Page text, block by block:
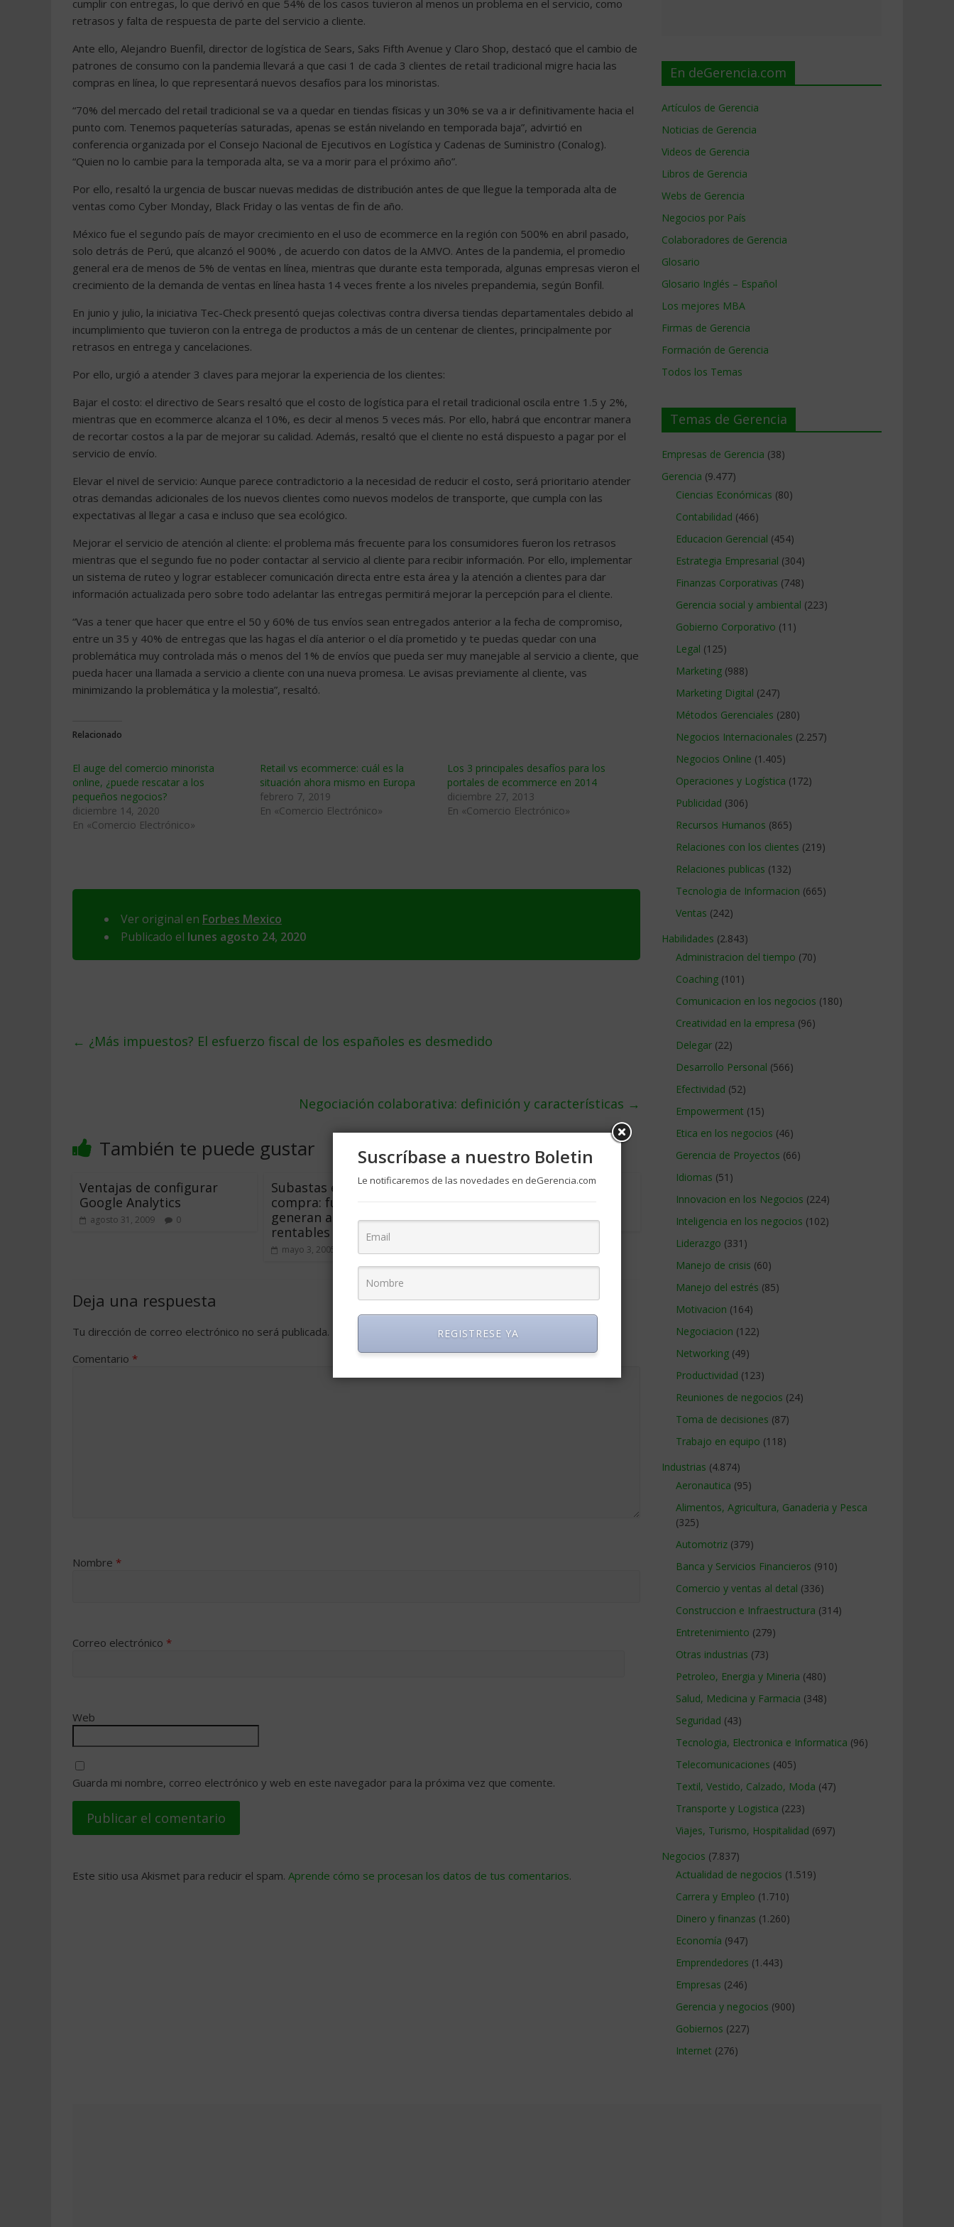
cumplir con entregas, lo que derivó en que 54% de los casos tuvieron al menos un problema en el servicio, como
retrasos y falta de respuesta de parte del servicio a cliente.
Ante ello, Alejandro Buenfil, director de logística de Sears, Saks Fifth Avenue y Claro Shop, destacó que el cambio de
patrones de consumo con la pandemia llevará a que casi 1 de cada 3 clientes de retail tradicional migre hacia las
compras en línea, lo que representará nuevos desafíos para los minoristas.
“70% del mercado del retail tradicional se va a quedar en tiendas físicas y un 30% se va a ir definitivamente hacia el
punto com. Tenemos paqueterías saturadas, apenas se están nivelando en temporada baja”, advirtió en
conferencia organizada por el Consejo Nacional de Ejecutivos en Logística y Cadenas de Suministro (Conalog).
“Quien no lo cambie para la temporada alta, se va a morir para el próximo año”.
Por ello, resaltó la urgencia de buscar nuevas medidas de distribución antes de que llegue la temporada alta de
ventas como Cyber Monday, Black Friday o las ventas de fin de año.
México fue el segundo país de mayor crecimiento en el uso de ecommerce en la región con 500% en abril pasado,
solo detrás de Perú, que alcanzó el 900% , de acuerdo con datos de la AMVO. Antes de la pandemia, el promedio
general era de menos de 5% de ventas en línea, mientras que durante esta temporada, algunas empresas vieron el
crecimiento de la demanda de ventas en línea hasta 14 veces frente a los niveles prepandemia, según Bonfil.
En junio y julio, la iniciativa Tec-Check presentó quejas colectivas contra diversa tiendas departamentales debido al
incumplimiento que tuvieron con la entrega de productos a más de un centenar de clientes, principalmente por
retrasos en entrega y cancelaciones.
Por ello, urgió a atender 3 claves para mejorar la experiencia de los clientes:
Bajar el costo: el directivo de Sears resaltó que el costo de logística para el retail tradicional oscila entre 1.5 y 2%,
mientras que en ecommerce alcanza el 10%, es decir al menos 5 veces más. Por ello, habrá que encontrar manera
de recortar costos a la par de mejorar su calidad. Además, resaltó que el cliente no está dispuesto a pagar por el
servicio de envío.
Elevar el nivel de servicio: Aunque parece contradictorio a la necesidad de reducir el costo, será prioritario atender
otras demandas adicionales de los nuevos clientes como nuevos modelos de transporte, que cumpla con las
expectativas al llegar a casa e incluso que sea ecológico.
Mejorar el servicio de atención al cliente: el problema más frecuente para los consumidores fueron los retrasos
mientras que el segundo fue no poder contactar al servicio al cliente para recibir información. Por ello, implementar
un sistema de ruteo y lograr establecer comunicación directa entre esta área y la atención a clientes para dar
información actualizada pero sobre todo adelantar las entregas permitirá mejorar la percepción para el cliente.
“Vas a tener que hacer que entre el 50 y 60% de tus envíos sean entregados anterior a la fecha de compromiso,
entre un 35 y 40% de entregas que las hagas el día anterior o el día prometido y te puedas quedar con una
problemática muy controlada más o menos del 1% de envíos que pueda ser muy manejable al servicio a cliente, que
pueda hacer una llamada a servicio a cliente con una nueva promesa. Le avisas previamente al cliente, vas
minimizando la problemática y la molestia”, resaltó.
Relacionado
El auge del comercio minorista
online, ¿puede rescatar a los
pequeños negocios?
diciembre 14, 2020
En «Comercio Electrónico»
Retail vs ecommerce: cuál es la
situación ahora mismo en Europa
febrero 7, 2019
En «Comercio Electrónico»
Los 3 principales desafíos para los
portales de ecommerce en 2014
diciembre 27, 2013
En «Comercio Electrónico»
Ver original en Forbes Mexico
Publicado el lunes agosto 24, 2020
← ¿Más impuestos? El esfuerzo fiscal de los españoles es desmedido
Negociación colaborativa: definición y características →
También te puede gustar
Ventajas de configurar
Google Analytics
agosto 31, 2009 0
Subastas electrónicas de
compra: funcionan,
generan ahorros y son
rentables
mayo 3, 2005
La atención se consigue
abril 15, 2003 0
Deja una respuesta
Tu dirección de correo electrónico no será publicada. Los campos obligatorios están marcados con
Comentario *
Nombre *
Correo electrónico *
Web
Guarda mi nombre, correo electrónico y web en este navegador para la próxima vez que comente.
Este sitio usa Akismet para reducir el spam. Aprende cómo se procesan los datos de tus comentarios.
En deGerencia.com
Artículos de Gerencia
Noticias de Gerencia
Videos de Gerencia
Libros de Gerencia
Webs de Gerencia
Negocios por País
Colaboradores de Gerencia
Glosario
Glosario Inglés – Español
Los mejores MBA
Firmas de Gerencia
Formación de Gerencia
Todos los Temas
Temas de Gerencia
Empresas de Gerencia (38)
Gerencia (9.477)
Ciencias Económicas (80)
Contabilidad (466)
Educacion Gerencial (454)
Estrategia Empresarial (304)
Finanzas Corporativas (748)
Gerencia social y ambiental (223)
Gobierno Corporativo (11)
Legal (125)
Marketing (988)
Marketing Digital (247)
Métodos Gerenciales (280)
Negocios Internacionales (2.257)
Negocios Online (1.405)
Operaciones y Logística (172)
Publicidad (306)
Recursos Humanos (865)
Relaciones con los clientes (219)
Relaciones publicas (132)
Tecnologia de Informacion (665)
Ventas (242)
Habilidades (2.843)
Administracion del tiempo (70)
Coaching (101)
Comunicacion en los negocios (180)
Creatividad en la empresa (96)
Delegar (22)
Desarrollo Personal (566)
Efectividad (52)
Empowerment (15)
Etica en los negocios (46)
Gerencia de Proyectos (66)
Idiomas (51)
Innovacion en los Negocios (224)
Inteligencia en los negocios (102)
Liderazgo (331)
Manejo de crisis (60)
Manejo del estrés (85)
Motivacion (164)
Negociacion (122)
Networking (49)
Productividad (123)
Reuniones de negocios (24)
Toma de decisiones (87)
Trabajo en equipo (118)
Industrias (4.874)
Aeronautica (95)
Alimentos, Agricultura, Ganaderia y Pesca
(325)
Automotriz (379)
Banca y Servicios Financieros (910)
Comercio y ventas al detal (336)
Construccion e Infraestructura (314)
Entretenimiento (279)
Otras industrias (73)
Petroleo, Energia y Mineria (480)
Salud, Medicina y Farmacia (348)
Seguridad (43)
Tecnologia, Electronica e Informatica (96)
Telecomunicaciones (405)
Textil, Vestido, Calzado, Moda (47)
Transporte y Logistica (223)
Viajes, Turismo, Hospitalidad (697)
Negocios (7.837)
Actualidad de negocios (1.519)
Carrera y Empleo (1.710)
Dinero y finanzas (1.260)
Economía (947)
Emprendedores (1.443)
Empresas (246)
Gerencia y negocios (900)
Gobiernos (227)
Internet (276)
Suscríbase a nuestro Boletin
Le notificaremos de las novedades en deGerencia.com
REGISTRESE YA